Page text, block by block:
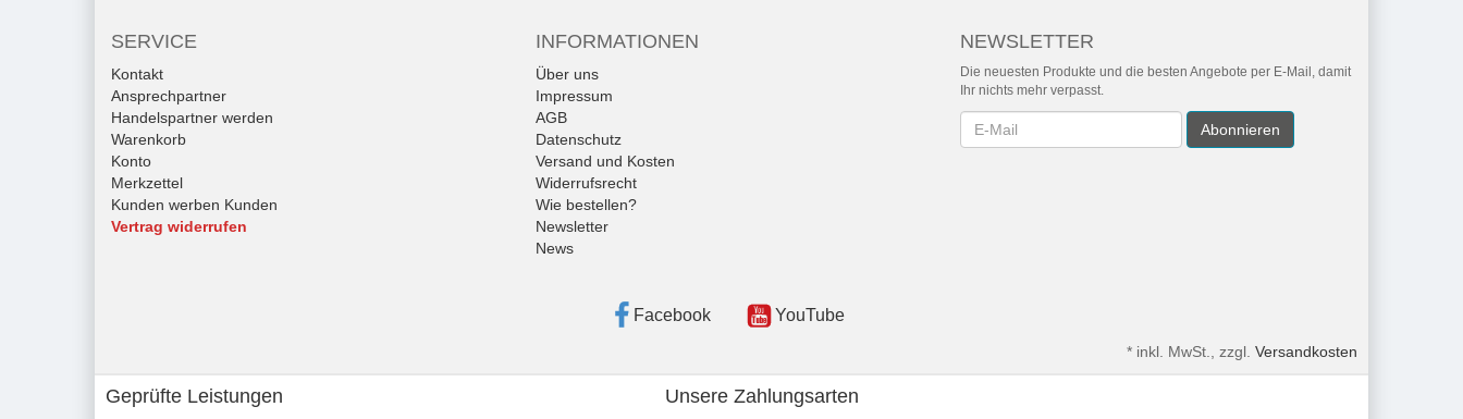
SERVICE
Kontakt
Ansprechpartner
Handelspartner werden
Warenkorb
Konto
Merkzettel
Kunden werben Kunden
Vertrag widerrufen
INFORMATIONEN
Über uns
Impressum
AGB
Datenschutz
Versand und Kosten
Widerrufsrecht
Wie bestellen?
Newsletter
News
NEWSLETTER
Die neuesten Produkte und die besten Angebote per E-Mail, damit
Ihr nichts mehr verpasst.
Newsletter Abonnieren
Facebook YouTube
* inkl. MwSt., zzgl. Versandkosten
Geprüfte Leistungen Unsere Zahlungsarten